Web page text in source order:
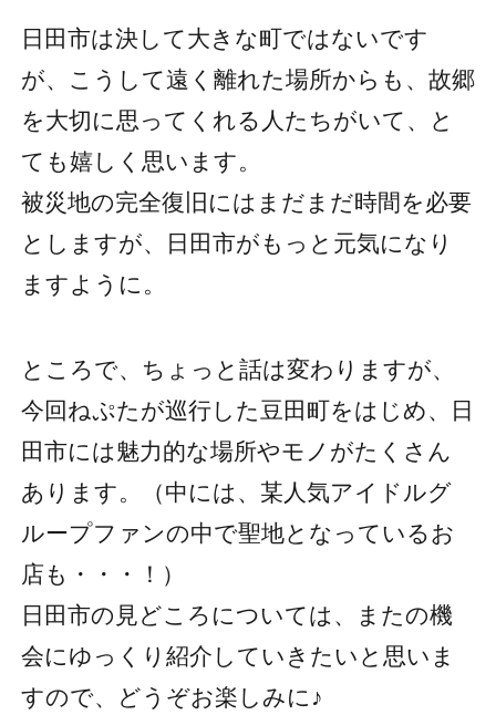
日田市は決して大きな町ではないです
が、こうして遠く離れた場所からも、故郷
を大切に思ってくれる人たちがいて、と
ても嬉しく思います。
被災地の完全復旧にはまだまだ時間を必要
としますが、日田市がもっと元気になり
ますように。
ところで、ちょっと話は変わりますが、
今回ねぷたが巡行した豆田町をはじめ、日
田市には魅力的な場所やモノがたくさん
あります。（中には、某人気アイドルグ
ループファンの中で聖地となっているお
店も・・・！）
日田市の見どころについては、またの機
会にゆっくり紹介していきたいと思いま
すので、どうぞお楽しみに♪